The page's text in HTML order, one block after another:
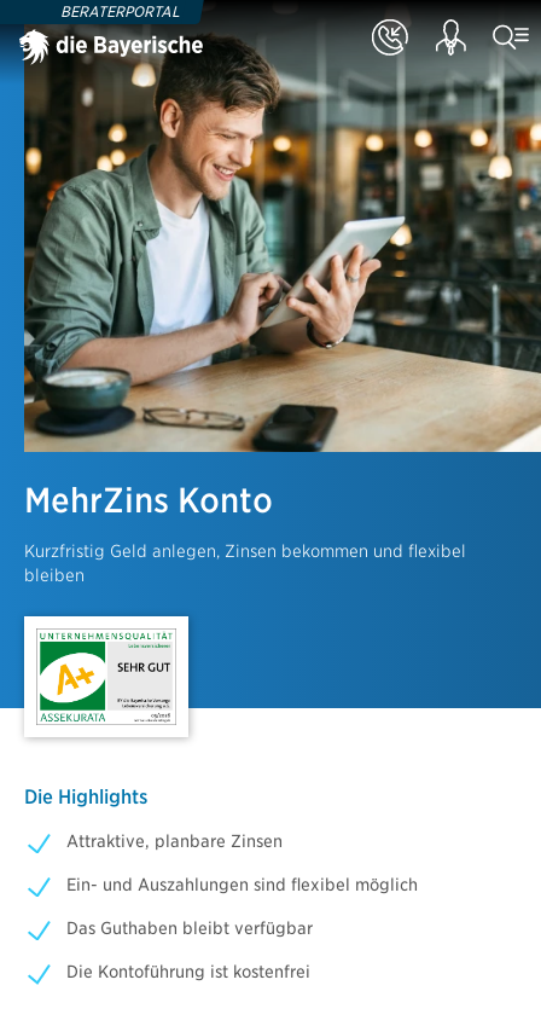
BERATERPORTAL
MehrZins Konto
Kurzfristig Geld anlegen, Zinsen bekommen und flexibel
bleiben
Die Highlights
Attraktive, planbare Zinsen
Ein- und Auszahlungen sind flexibel möglich
Das Guthaben bleibt verfügbar
Die Kontoführung ist kostenfrei